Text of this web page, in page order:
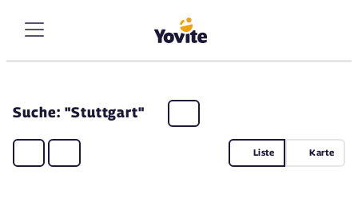
Suche: "Stuttgart"
Liste Karte